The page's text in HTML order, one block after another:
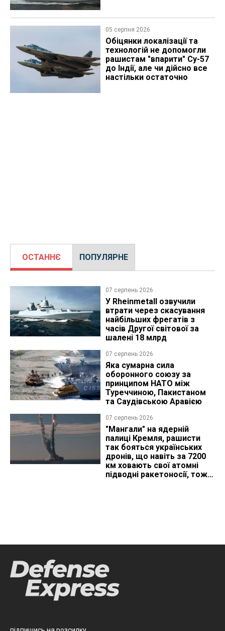
05 серпня 2026
Обіцянки локалізації та
технологій не допомогли
рашистам "впарити" Су-57
до Індії, але чи дійсно все
настільки остаточно
ОСТАННЄ ПОПУЛЯРНЕ
07 серпень 2026
У Rheinmetall озвучили
втрати через скасування
найбільших фрегатів з
часів Другої світової за
шалені 18 млрд
07 серпень 2026
Яка сумарна сила
оборонного союзу за
принципом НАТО між
Туреччиною, Пакистаном
та Саудівською Аравією
07 серпень 2026
"Мангали" на ядерній
палиці Кремля, рашисти
так бояться українських
дронів, що навіть за 7200
км ховають свої атомні
підводні ракетоносії, тож